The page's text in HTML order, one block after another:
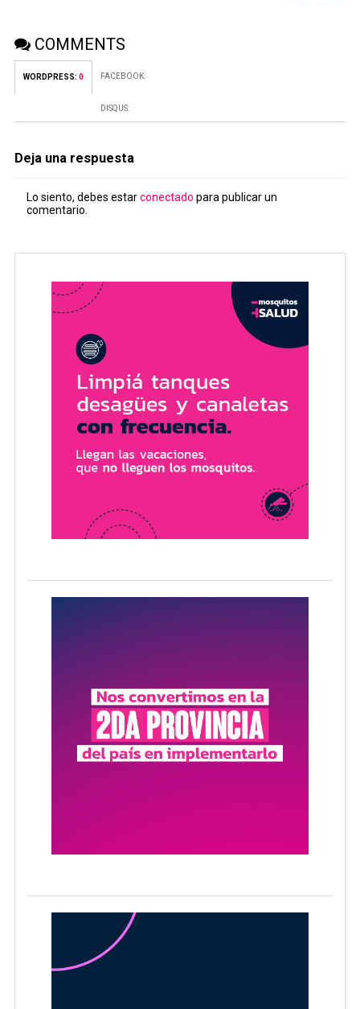
COMMENTS
WORDPRESS: 0 FACEBOOK:
DISQUS:
Deja una respuesta
Lo siento, debes estarconectado para publicar un
comentario.